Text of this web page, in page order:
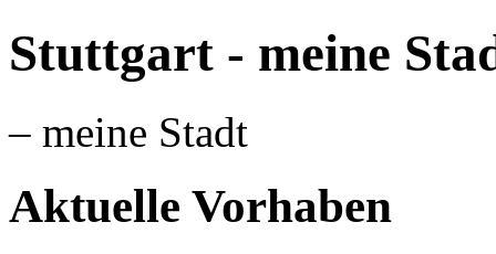
Stuttgart - meine
– meine Stadt
Aktuelle Vorhaben